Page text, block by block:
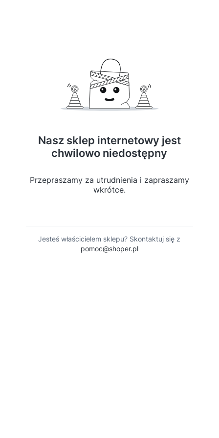
Nasz sklep internetowy jest
chwilowo niedostępny
Przepraszamy za utrudnienia i zapraszamy
wkrótce.
Jesteś właścicielem sklepu? Skontaktuj się z
pomoc@shoper.pl